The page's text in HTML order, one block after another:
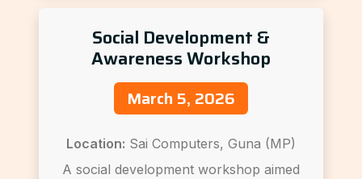
Social Development &
Awareness Workshop
March 5, 2026
Location: Sai Computers, Guna (MP)
A social development workshop aimed